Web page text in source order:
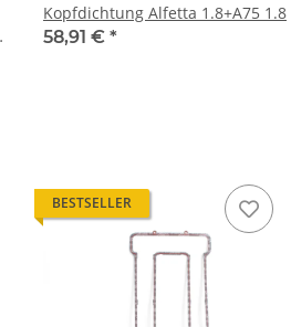
Kopfdichtung Alfetta 1.8+A75 1.8
58,91 € *
BESTSELLER